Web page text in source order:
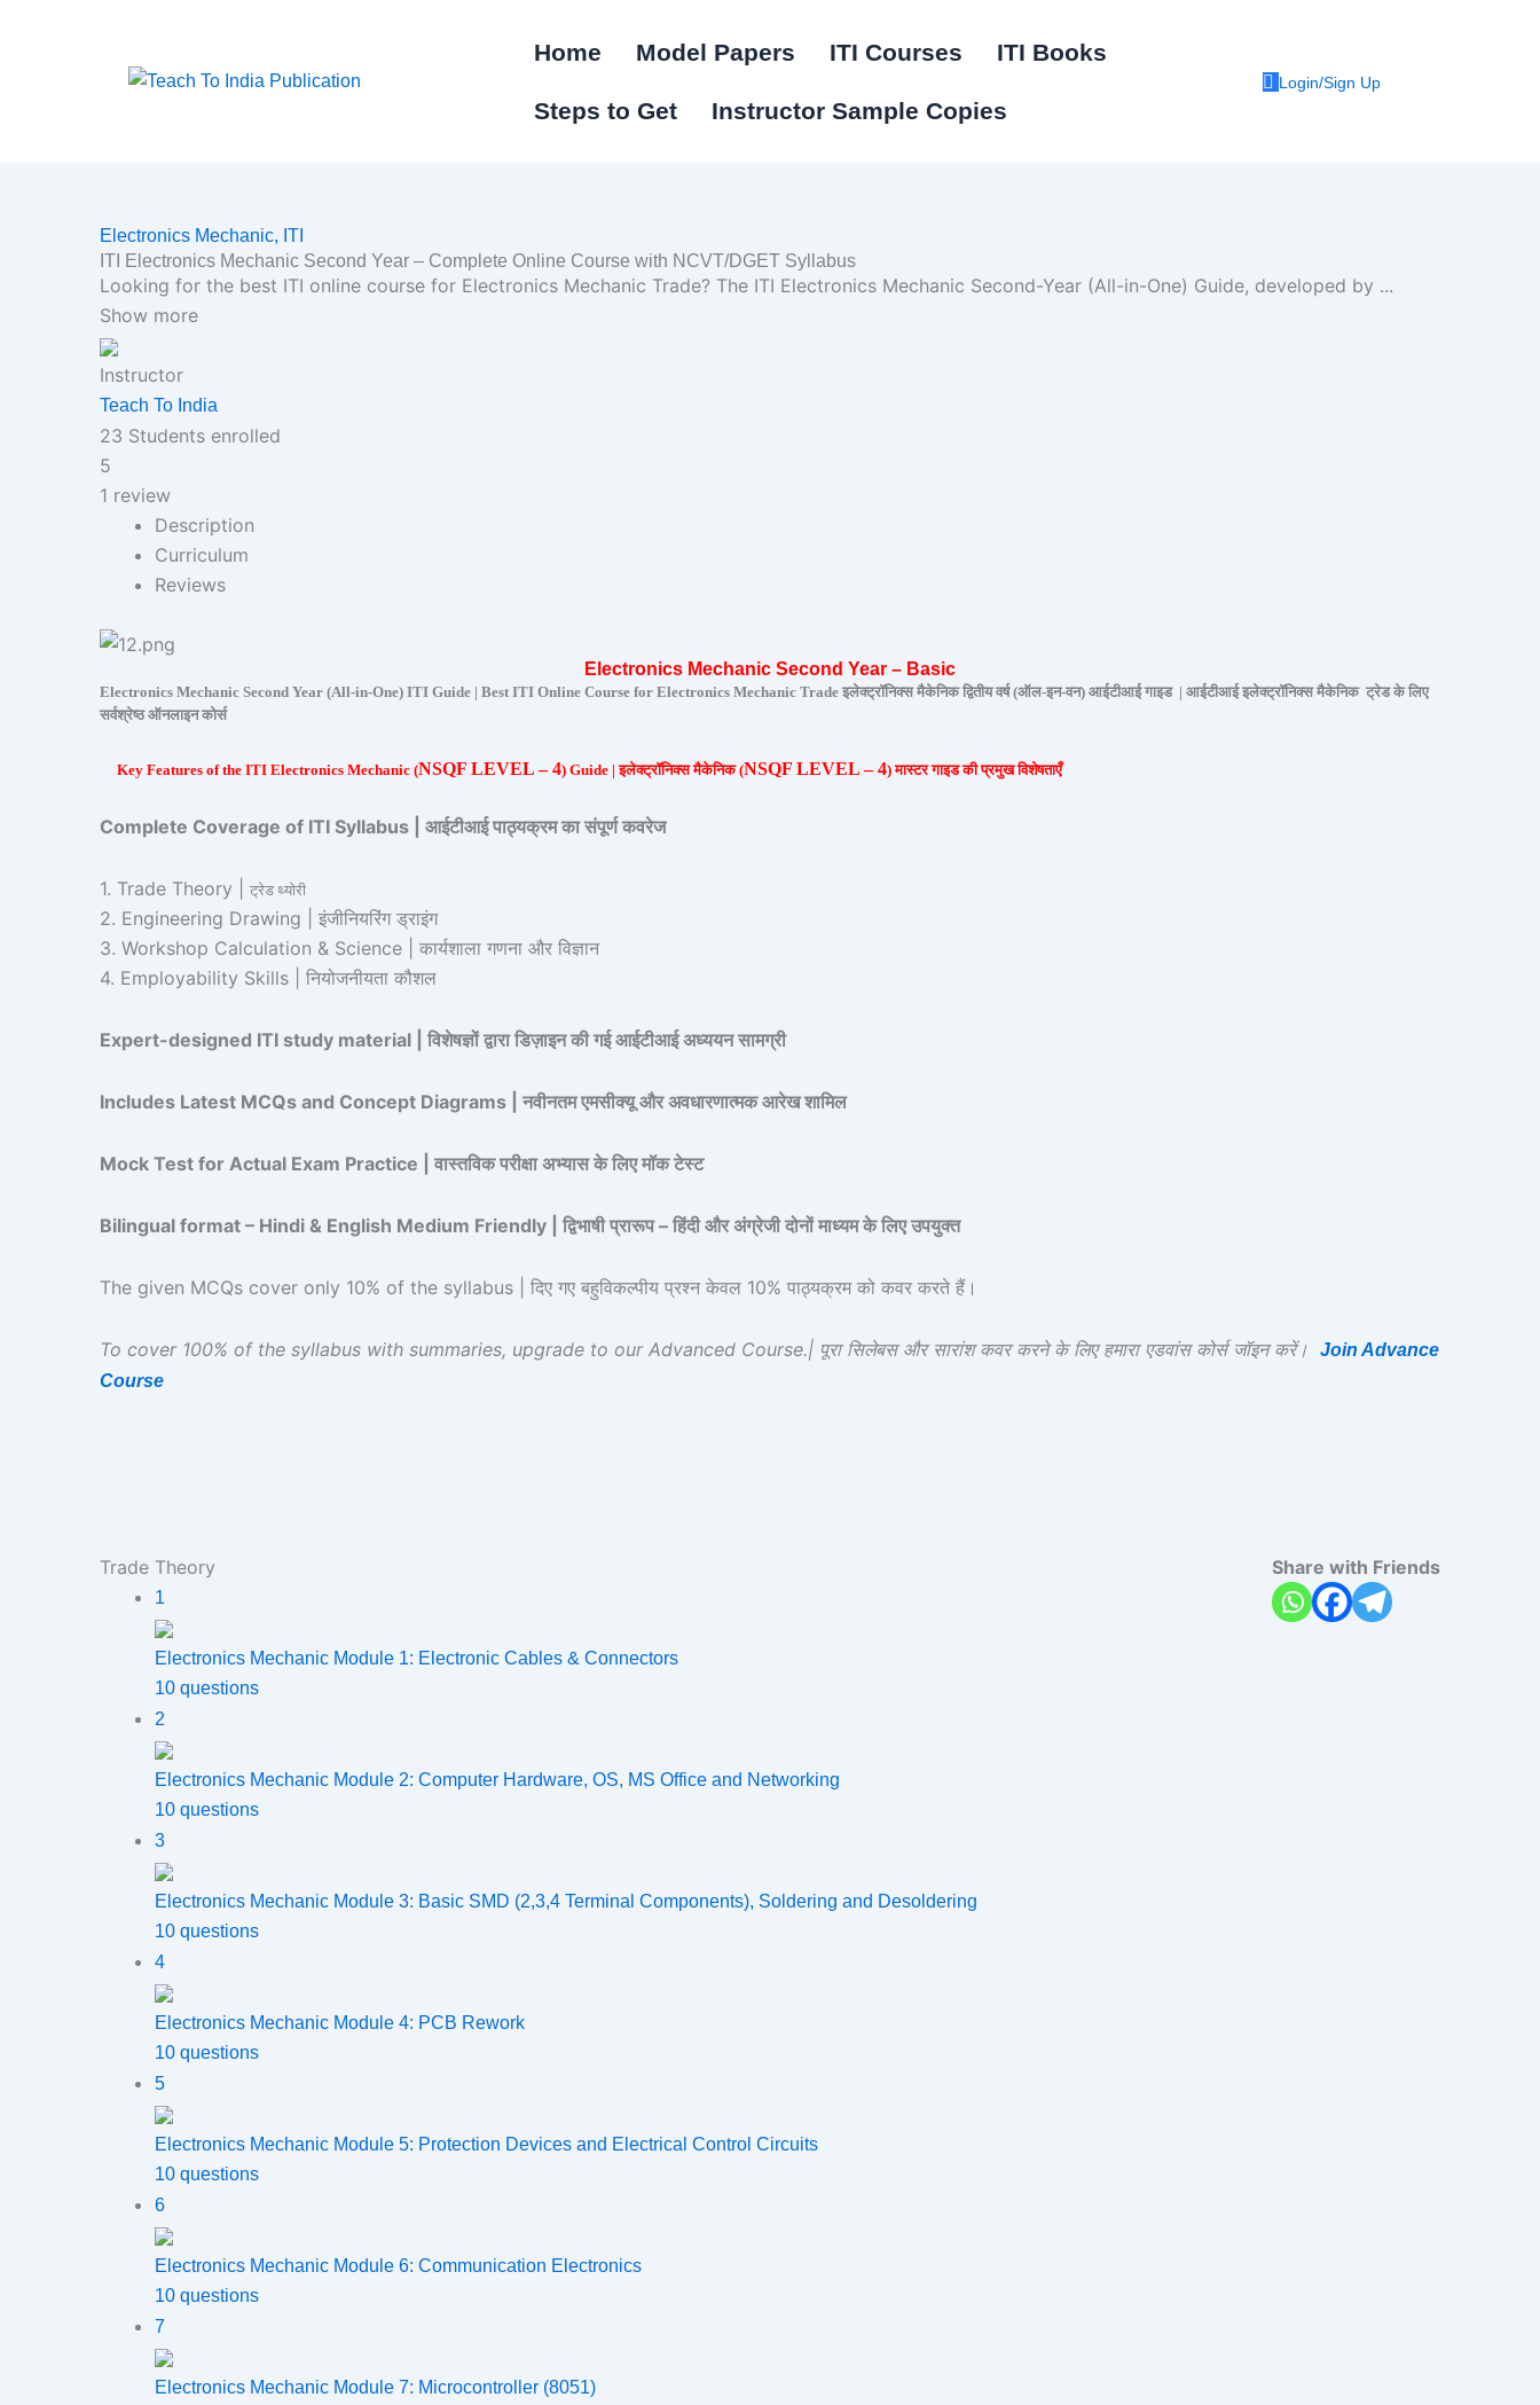
Home Model Papers ITI Courses ITI Books
Steps to Get Instructor Sample Copies
Login/Sign Up
Electronics Mechanic, ITI
ITI Electronics Mechanic Second Year – Complete Online Course with NCVT/DGET Syllabus
Looking for the best ITI online course for Electronics Mechanic Trade? The ITI Electronics Mechanic Second-Year (All-in-One) Guide, developed by ...
Show more
Instructor
Teach To India
23 Students enrolled
5
1 review
Description
Curriculum
Reviews
Electronics Mechanic Second Year – Basic
Electronics Mechanic Second Year (All-in-One) ITI Guide | Best ITI Online Course for Electronics Mechanic Trade इलेक्ट्रॉनिक्स मैकेनिक द्वितीय वर्ष (ऑल-इन-वन) आईटीआई गाइड | आईटीआई इलेक्ट्रॉनिक्स मैकेनिक ट्रेड के लिए
सर्वश्रेष्ठ ऑनलाइन कोर्स
Key Features of the ITI Electronics Mechanic (NSQF LEVEL – 4) Guide | इलेक्ट्रॉनिक्स मैकेनिक (NSQF LEVEL – 4) मास्टर गाइड की प्रमुख विशेषताएँ
Complete Coverage of ITI Syllabus | आईटीआई पाठ्यक्रम का संपूर्ण कवरेज
1. Trade Theory | ट्रेड थ्योरी
2. Engineering Drawing | इंजीनियरिंग ड्राइंग
3. Workshop Calculation & Science | कार्यशाला गणना और विज्ञान
4. Employability Skills | नियोजनीयता कौशल
Expert-designed ITI study material | विशेषज्ञों द्वारा डिज़ाइन की गई आईटीआई अध्ययन सामग्री
Includes Latest MCQs and Concept Diagrams | नवीनतम एमसीक्यू और अवधारणात्मक आरेख शामिल
Mock Test for Actual Exam Practice | वास्तविक परीक्षा अभ्यास के लिए मॉक टेस्ट
Bilingual format – Hindi & English Medium Friendly | द्विभाषी प्रारूप – हिंदी और अंग्रेजी दोनों माध्यम के लिए उपयुक्त
The given MCQs cover only 10% of the syllabus | दिए गए बहुविकल्पीय प्रश्न केवल 10% पाठ्यक्रम को कवर करते हैं।
To cover 100% of the syllabus with summaries, upgrade to our Advanced Course.| पूरा सिलेबस और सारांश कवर करने के लिए हमारा एडवांस कोर्स जॉइन करें। Join Advance
Course
Share with Friends
Trade Theory
1
Electronics Mechanic Module 1: Electronic Cables & Connectors
10 questions
2
Electronics Mechanic Module 2: Computer Hardware, OS, MS Office and Networking
10 questions
3
Electronics Mechanic Module 3: Basic SMD (2,3,4 Terminal Components), Soldering and Desoldering
10 questions
4
Electronics Mechanic Module 4: PCB Rework
10 questions
5
Electronics Mechanic Module 5: Protection Devices and Electrical Control Circuits
10 questions
6
Electronics Mechanic Module 6: Communication Electronics
10 questions
7
Electronics Mechanic Module 7: Microcontroller (8051)